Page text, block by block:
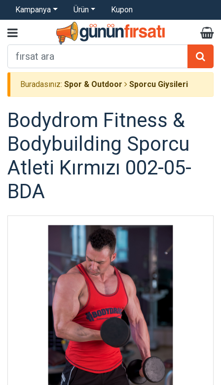
Kampanya Ürün Kupon
Buradasınız: Spor & Outdoor Sporcu Giysileri
Bodydrom Fitness &
Bodybuilding Sporcu
Atleti Kırmızı 002-05-
BDA